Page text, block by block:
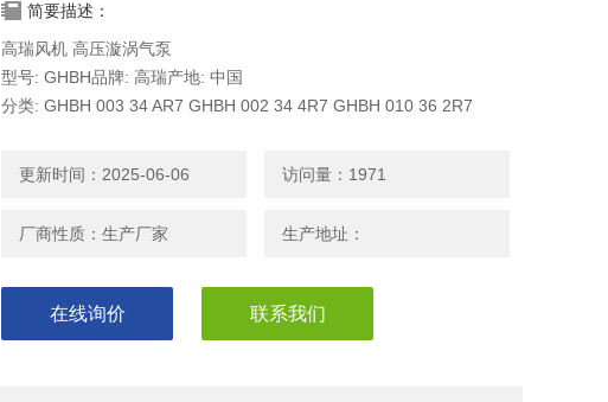
简要描述：
高瑞风机 高压漩涡气泵
型号: GHBH品牌: 高瑞产地: 中国
分类: GHBH 003 34 AR7 GHBH 002 34 4R7 GHBH 010 36 2R7
36 1R8-1E3 GHBH 010
更新时间：2025-06-06 访问量：1971
厂商性质：生产厂家 生产地址：
在线询价 联系我们